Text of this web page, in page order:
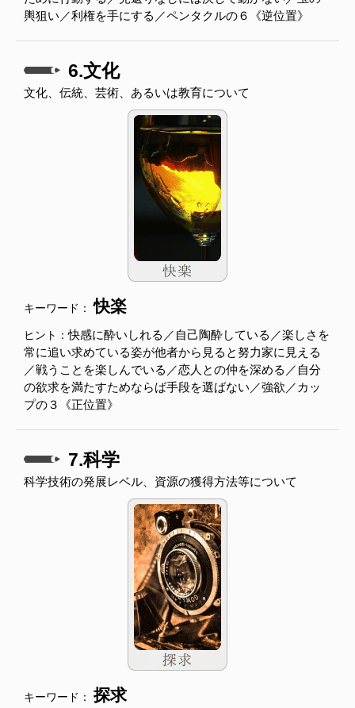
輿狙い／利権を手にする／ペンタクルの６《逆位置》
6.文化
文化、伝統、芸術、あるいは教育について
キーワード：快楽
ヒント：快感に酔いしれる／自己陶酔している／楽しさを
常に追い求めている姿が他者から見ると努力家に見える
／戦うことを楽しんでいる／恋人との仲を深める／自分
の欲求を満たすためならば手段を選ばない／強欲／カッ
プの３《正位置》
7.科学
科学技術の発展レベル、資源の獲得方法等について
キーワード： 探求